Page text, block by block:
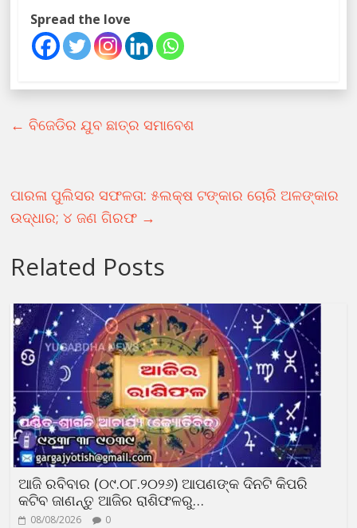
Spread the love
← ବିଜେଡିର ଯୁବ ଛାତ୍ର ସମାବେଶ
ପାରଳା ପୁଲିସର ସଫଳତା: ୫ଲକ୍ଷ ଟଙ୍କାର ଚୋରି ଅଳଙ୍କାର
ଉଦ୍ଧାର; ୪ ଜଣ ଗିରଫ →
Related Posts
ଆଜି ରବିବାର (୦୯.୦୮.୨୦୨୬) ଆପଣଙ୍କ ଦିନଟି କିପରି
କଟିବ ଜାଣନ୍ତୁ ଆଜିର ରାଶିଫଳରୁ…
08/08/2026 0